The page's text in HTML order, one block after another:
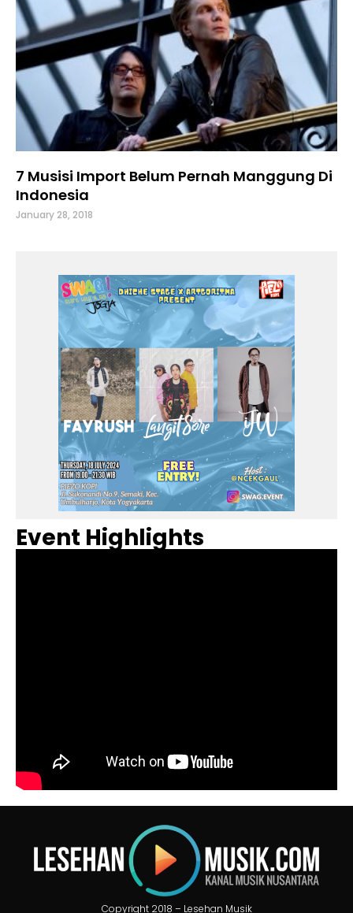
7 Musisi Import Belum Pernah Manggung Di
Indonesia
January 28, 2018
Event Highlights
Copyright 2018 – Lesehan Musik